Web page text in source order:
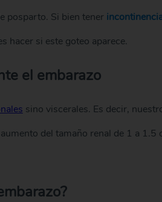
posparto. Si bien tener
hacer si este goteo aparece.
el embarazo
sino viscerales. Es decir,
del tamaño renal de 1 a